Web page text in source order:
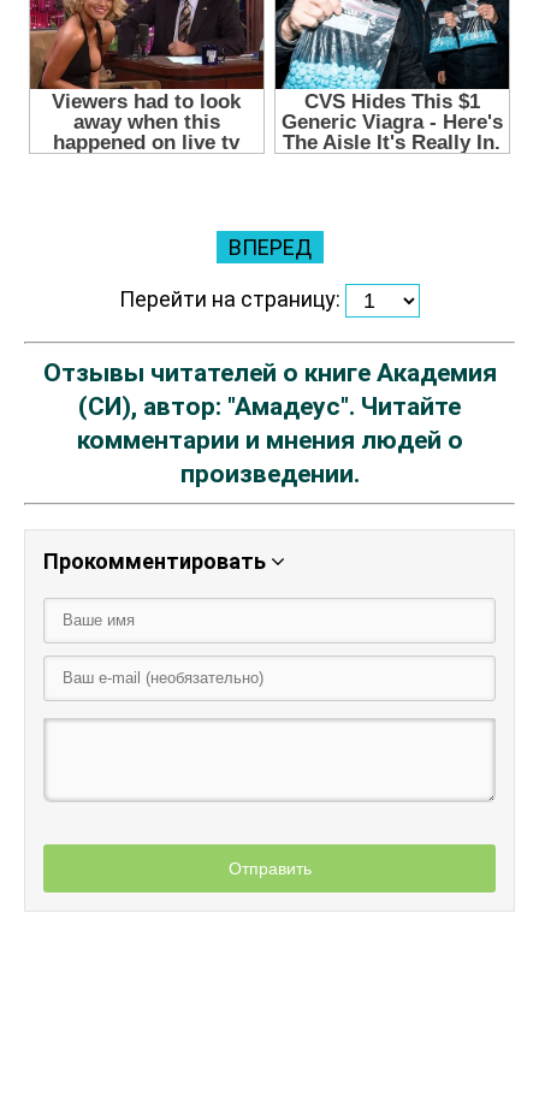
ВПЕРЕД
Перейти на страницу:
Отзывы читателей о книге Академия
(СИ), автор: "Амадеус". Читайте
комментарии и мнения людей о
произведении.
Прокомментировать
Отправить